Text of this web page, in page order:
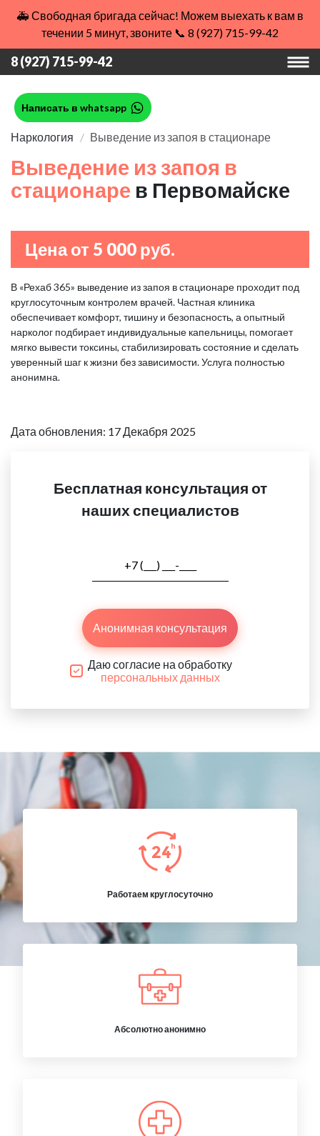
🚑 Свободная бригада сейчас! Можем выехать к вам в
течении 5 минут, звоните 📞 8 (927) 715-99-42
8 (927) 715-99-42
Написать в whatsapp
Наркология Выведение из запоя в стационаре
Выведение из запоя в
стационаре в Первомайске
Цена от 5 000 руб.
В «Рехаб 365» выведение из запоя в стационаре проходит под
круглосуточным контролем врачей. Частная клиника
обеспечивает комфорт, тишину и безопасность, а опытный
нарколог подбирает индивидуальные капельницы, помогает
мягко вывести токсины, стабилизировать состояние и сделать
уверенный шаг к жизни без зависимости. Услуга полностью
анонимна.
Дата обновления: 17 Декабря 2025
Бесплатная консультация от
наших специалистов
Анонимная консультация
Даю согласие на обработку
персональных данных
Работаем круглосуточно
Абсолютно анонимно